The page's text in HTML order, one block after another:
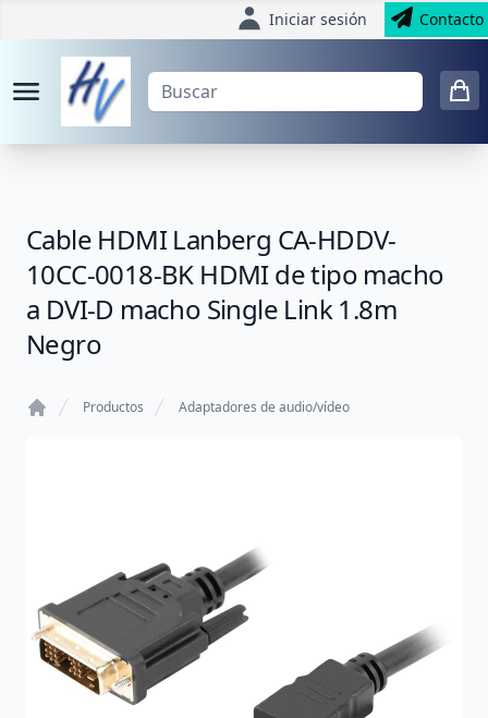
Iniciar sesión Contacto
Cable HDMI Lanberg CA-HDDV-
10CC-0018-BK HDMI de tipo macho
a DVI-D macho Single Link 1.8m
Negro
Productos Adaptadores de audio/vídeo